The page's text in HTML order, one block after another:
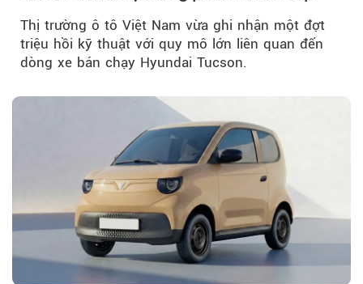
Thị trường ô tô Việt Nam vừa ghi nhận một đợt
triệu hồi kỹ thuật với quy mô lớn liên quan đến
dòng xe bán chạy Hyundai Tucson.